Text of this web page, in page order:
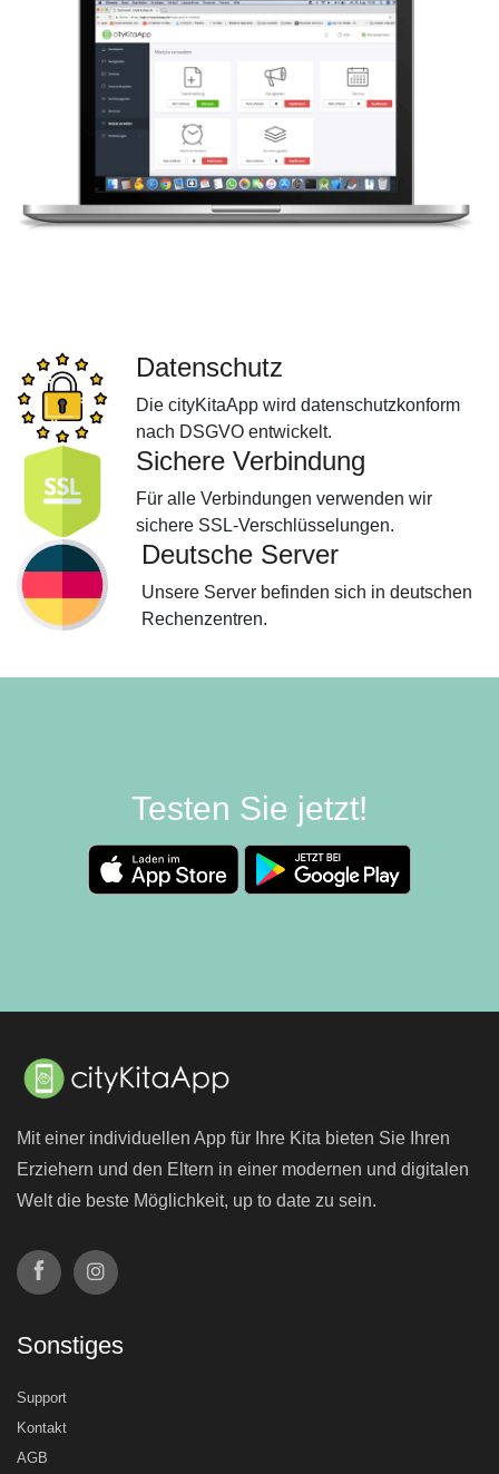
Datenschutz
Die cityKitaApp wird datenschutzkonform
nach DSGVO entwickelt.
Sichere Verbindung
Für alle Verbindungen verwenden wir
sichere SSL-Verschlüsselungen.
Deutsche Server
Unsere Server befinden sich in deutschen
Rechenzentren.
Testen Sie jetzt!
Mit einer individuellen App für Ihre Kita bieten Sie Ihren
Erziehern und den Eltern in einer modernen und digitalen
Welt die beste Möglichkeit, up to date zu sein.
Sonstiges
Support
Kontakt
AGB